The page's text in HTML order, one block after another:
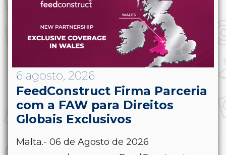
6 agosto, 2026
FeedConstruct Firma Parceria
com a FAW para Direitos
Globais Exclusivos
Malta.- 06 de Agosto de 2026